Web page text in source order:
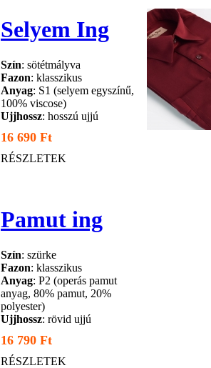
Selyem Ing
Szín: sötétmályva
Fazon: klasszikus
Anyag: S1 (selyem egyszínű,
100% viscose)
Ujjhossz: hosszú ujjú
16 690 Ft
RÉSZLETEK
Pamut ing
Szín: szürke
Fazon: klasszikus
Anyag: P2 (operás pamut
anyag, 80% pamut, 20%
polyester)
Ujjhossz: rövid ujjú
16 790 Ft
RÉSZLETEK